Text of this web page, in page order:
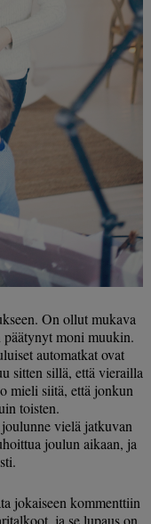
On ollut mukava
päätynyt moni muukin.
automatkat ovat
sitten sillä, että vierailla
mieli siitä, että jonkun
toisten.
vielä jatkuvan
joulun aikaan, ja
jokaiseen kommenttiin
ja se lupaus on